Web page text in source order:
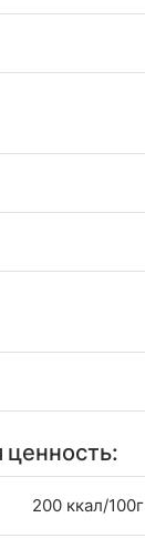
ценность:
200 ккал/100г